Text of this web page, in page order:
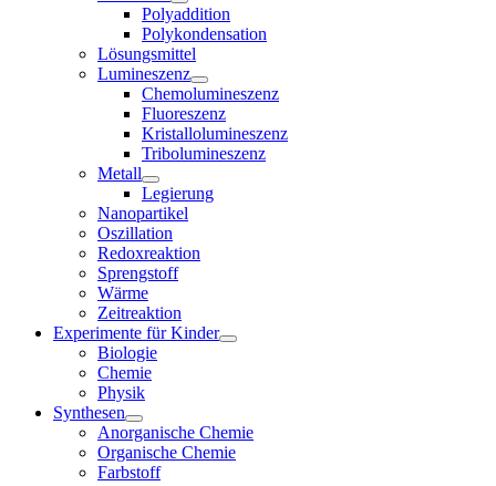
Polyaddition
Polykondensation
Lösungsmittel
Lumineszenz
Chemolumineszenz
Fluoreszenz
Kristallolumineszenz
Tribolumineszenz
Metall
Legierung
Nanopartikel
Oszillation
Redoxreaktion
Sprengstoff
Wärme
Zeitreaktion
Experimente für Kinder
Biologie
Chemie
Physik
Synthesen
Anorganische Chemie
Organische Chemie
Farbstoff